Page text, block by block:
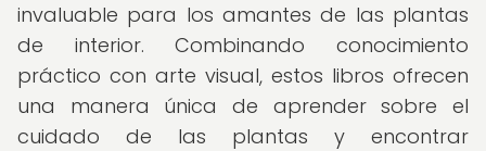
invaluable para los amantes de las plantas
de interior. Combinando conocimiento
práctico con arte visual, estos libros ofrecen
una manera única de aprender sobre el
cuidado de las plantas y encontrar